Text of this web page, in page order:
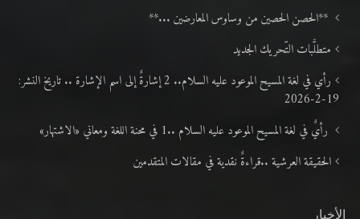
**الحصن الحصين من وساوس المعارضين ...**
متطلَّبات التّحريك الجديد
رأي في لغة المسيح الموعود عليه السلام.. 2 إشارةٌ إلى اسم الإشارة .. تاريخ النشر:
19-2-2026
رأيٌ في لغة المسيح الموعود عليه السلام ..1 في محنة اللغة ومعاني «الاشتهار»
الحقيقة العرشية ..قراءةٌ نقدية في مقالات المتقدمين
الأخبار